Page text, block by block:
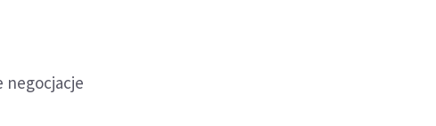
negocjacje